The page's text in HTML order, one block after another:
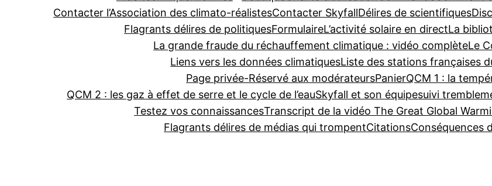
Contacter l’Association des climato-réalistesContacter SkyfallDélires de scientifiques
Flagrants délires de politiquesFormulaireL’activité solaire en directLa
La grande fraude du réchauffement climatique : vidéo complèteLe
Liens vers les données climatiquesListe des stations françaises
Page privée-Réservé aux modérateursPanierQCM 1 : la
QCM 2 : les gaz à effet de serre et le cycle de l’eauSkyfall et son équipesuivi
Testez vos connaissancesTranscript de la vidéo The Great Global
Flagrants délires de médias qui trompentCitationsConséquences